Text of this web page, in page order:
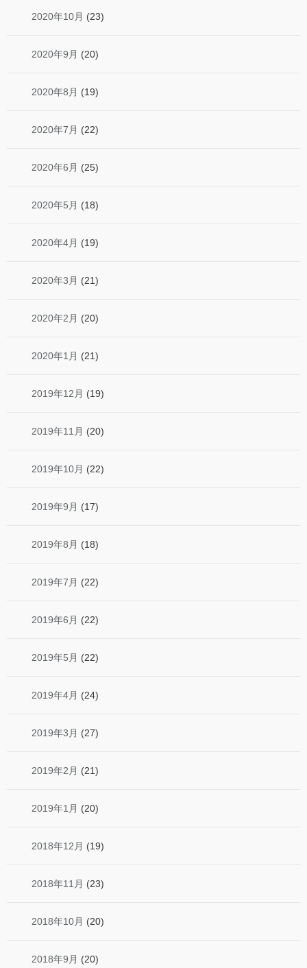
2020年10月 (23)
2020年9月 (20)
2020年8月 (19)
2020年7月 (22)
2020年6月 (25)
2020年5月 (18)
2020年4月 (19)
2020年3月 (21)
2020年2月 (20)
2020年1月 (21)
2019年12月 (19)
2019年11月 (20)
2019年10月 (22)
2019年9月 (17)
2019年8月 (18)
2019年7月 (22)
2019年6月 (22)
2019年5月 (22)
2019年4月 (24)
2019年3月 (27)
2019年2月 (21)
2019年1月 (20)
2018年12月 (19)
2018年11月 (23)
2018年10月 (20)
2018年9月 (20)